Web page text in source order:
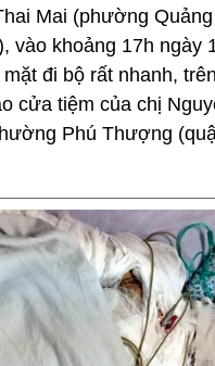
Mai (phường
vào khoảng 17h ngày
đi bộ rất nhanh,
cửa tiệm của chị
Phú Thượng